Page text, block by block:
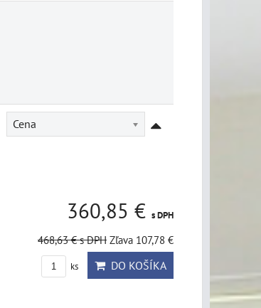
Cena
360,85 € s DPH
468,63 €s DPH Zľava 107,78 €
ks DO KOŠÍKA